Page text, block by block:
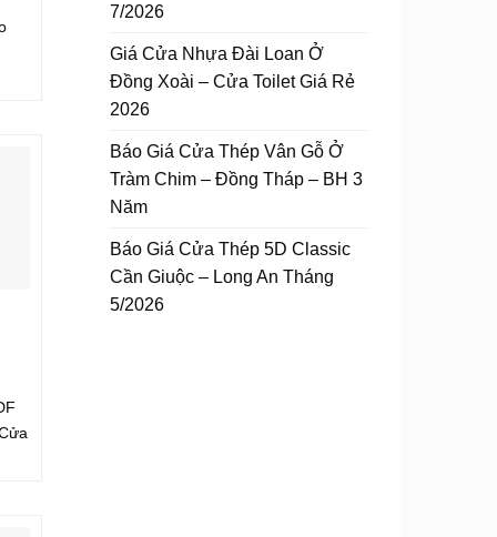
7/2026
Giá Cửa Nhựa Đài Loan Ở
Đồng Xoài – Cửa Toilet Giá Rẻ
2026
Báo Giá Cửa Thép Vân Gỗ Ở
Tràm Chim – Đồng Tháp – BH 3
Năm
Báo Giá Cửa Thép 5D Classic
Cần Giuộc – Long An Tháng
5/2026